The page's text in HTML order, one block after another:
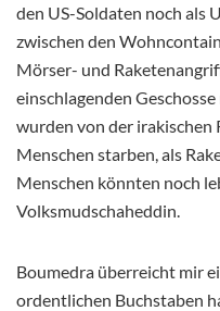
den US-Soldaten noch als
zwischen den
Mörser- und
einschlagenden
wurden von der irakischen
Menschen starben, als
Menschen könnten noch
Volksmudschaheddin.
Boumedra überreicht mir
ordentlichen Buchstaben